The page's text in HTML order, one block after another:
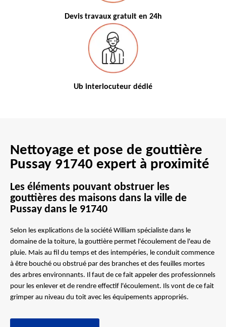
Devis travaux gratuit en 24h
Ub interlocuteur dédié
Nettoyage et pose de gouttière
Pussay 91740 expert à proximité
Les éléments pouvant obstruer les
gouttières des maisons dans la ville de
Pussay dans le 91740
Selon les explications de la société William spécialiste dans le
domaine de la toiture, la gouttière permet l'écoulement de l'eau de
pluie. Mais au fil du temps et des intempéries, le conduit commence
à être bouché ou obstrué par des branches et des feuilles mortes
des arbres environnants. Il faut de ce fait appeler des professionnels
pour les enlever et de rendre effectif l'écoulement. Ils vont de ce fait
grimper au niveau du toit avec les équipements appropriés.